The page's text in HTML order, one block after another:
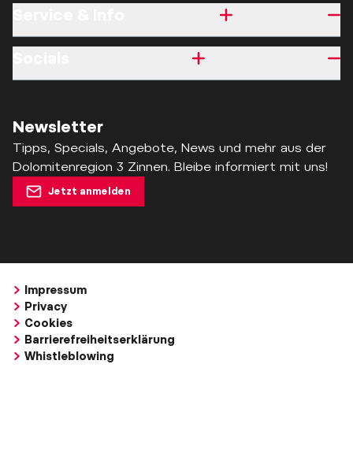
Newsletter
Tipps, Specials, Angebote, News und mehr aus der
Dolomitenregion 3 Zinnen. Bleibe informiert mit uns!
Jetzt anmelden
Impressum
Privacy
Cookies
Barrierefreiheitserklärung
Whistleblowing